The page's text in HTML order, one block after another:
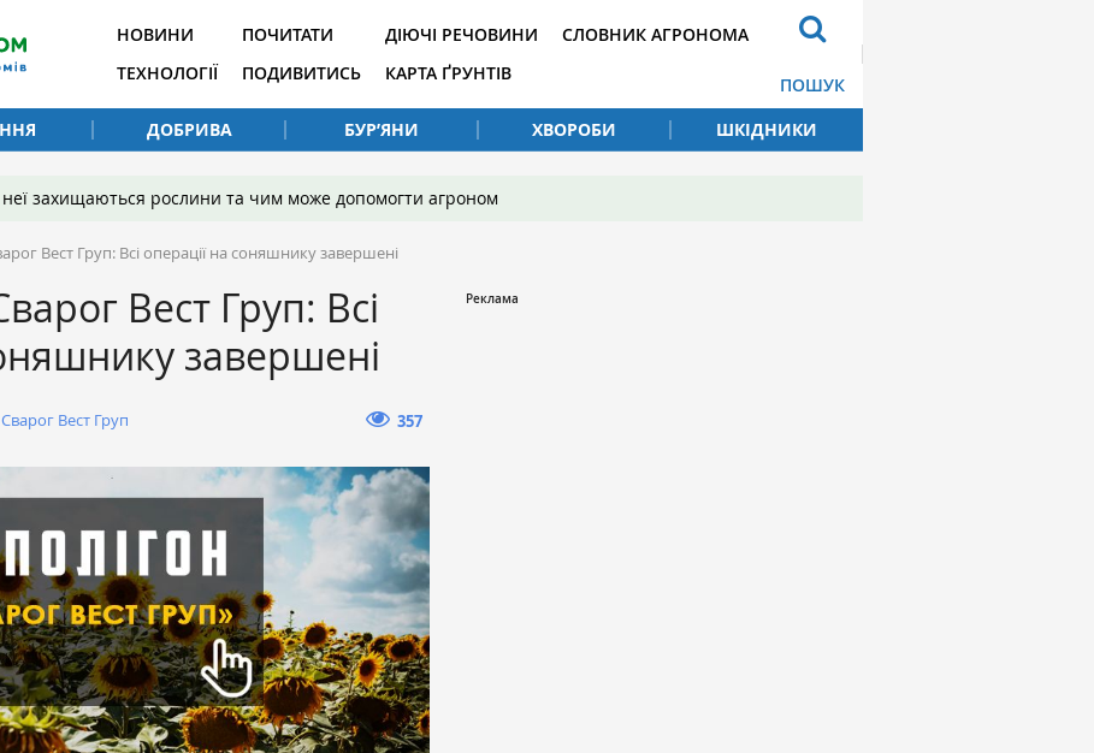
НОВИНИ
ТЕХНОЛОГІЇ
ПОЧИТАТИ
ПОДИВИТИСЬ
ДІЮЧІ РЕЧОВИНИ
КАРТА ҐРУНТІВ
СЛОВНИК АГРОНОМА
ПОШУК
ДОБРИВА БУР’ЯНИ ХВОРОБИ ШКІДНИКИ
неї захищаються рослини та чим може допомогти агроном
Вест Груп: Всі операції на соняшнику завершені
Вест Груп: Всі
завершені
Вест Груп 357